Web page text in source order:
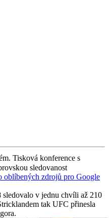
Tisková konference s
sledovanost
oblíbených zdrojů pro Google
v jednu chvíli až 210
tak UFC přinesla